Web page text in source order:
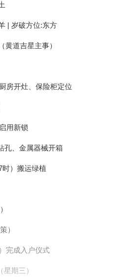
| 岁破方位:东方
黄道吉星主事）
房开灶、保险柜定位
用新锁
孔、金属器械开箱
时）搬运绿植
）
完成入户仪式
期三）